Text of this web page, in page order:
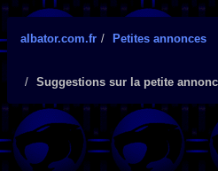
albator.com.fr Petites annonces
Suggestions sur la petite